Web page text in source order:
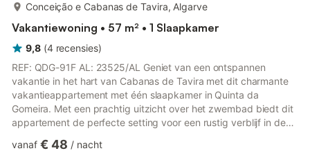
Conceição e Cabanas de Tavira, Algarve
Vakantiewoning • 57 m² • 1 Slaapkamer
9,8 (4 recensies)
REF: QDG-91F AL: 23525/AL Geniet van een ontspannen
vakantie in het hart van Cabanas de Tavira met dit charmante
vakantieappartement met één slaapkamer in Quinta da
Gomeira. Met een prachtig uitzicht over het zwembad biedt dit
appartement de perfecte setting voor een rustig verblijf in de
appartement over internettoegang, een brede selectie
vanaf € 48 / nacht